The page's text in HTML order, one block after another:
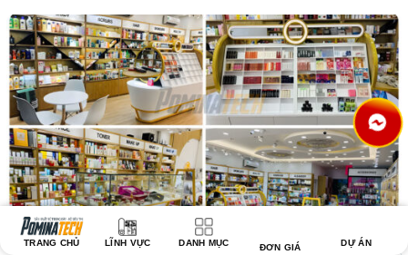
TRANG CHỦ LĨNH VỰC DANH MỤC ĐƠN GIÁ DỰ ÁN